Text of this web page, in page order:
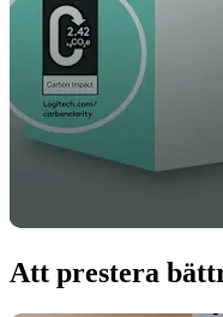
Att prestera